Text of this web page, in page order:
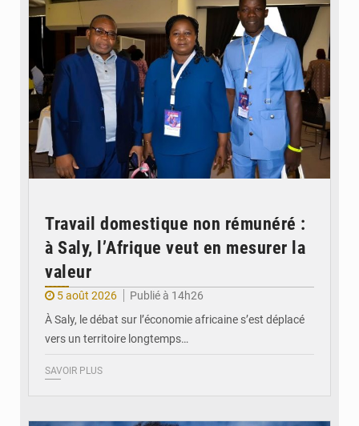
Travail domestique non rémunéré :
à Saly, l’Afrique veut en mesurer la
valeur
5 août 2026
Publié à 14h26
À Saly, le débat sur l’économie africaine s’est déplacé
vers un territoire longtemps…
SAVOIR PLUS